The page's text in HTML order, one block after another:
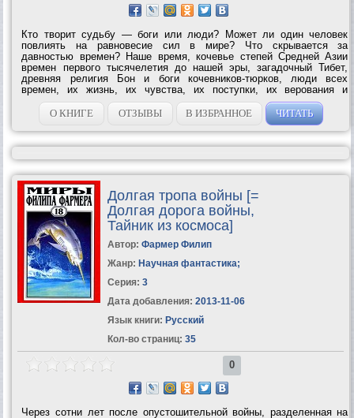
Кто творит судьбу — боги или люди? Может ли один человек
повлиять на равновесие сил в мире? Что скрывается за
давностью времен? Наше время, кочевье степей Средней Азии
времен первого тысячелетия до нашей эры, загадочный Тибет,
древняя религия Бон и боги кочевников-тюрков, люди всех
времен, их жизнь, их чувства, их поступки, их верования и
важность каждой жизни для людей и...
О КНИГЕ
ОТЗЫВЫ В ИЗБРАННОЕ ЧИТАТЬ
Долгая тропа войны [=
Долгая дорога войны,
Тайник из космоса]
Автор: Фармер Филип
Жанр: Научная фантастика;
Серия: 3
Дата добавления: 2013-11-06
Язык книги: Русский
Кол-во страниц: 35
0
Через сотни лет после опустошительной войны, разделенная на